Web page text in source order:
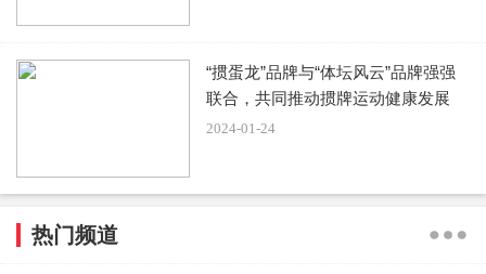
奇的诞生。
用户座谈交流会
向云台山进发。新帕拉丁不仅在平稳的城市道路上表现出
色，在复杂多变的越野路段上同样游刃有余。即使是在最为
“掼蛋龙”品牌与“体坛风云”品牌强强
联合，共同推动掼牌运动健康发展
2024-01-24
热门频道